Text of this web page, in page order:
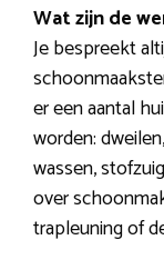
Wat zijn de
Je bespreekt
er een aantal
worden:
wassen,
over
trapleuning of